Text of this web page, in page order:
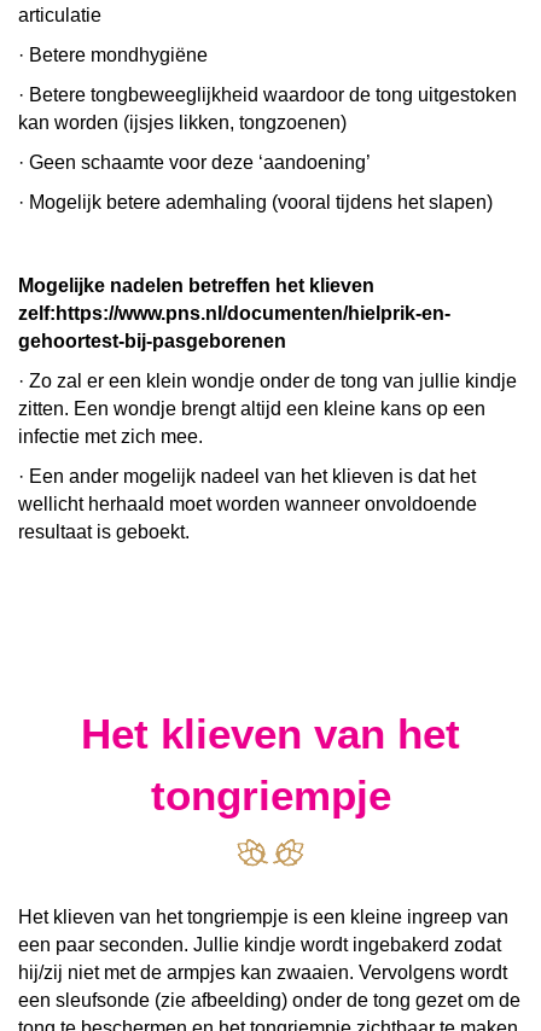
articulatie
· Betere mondhygiëne
· Betere tongbeweeglijkheid waardoor de tong uitgestoken
kan worden (ijsjes likken, tongzoenen)
· Geen schaamte voor deze ‘aandoening’
· Mogelijk betere ademhaling (vooral tijdens het slapen)
Mogelijke nadelen betreffen het klieven
zelf:https://www.pns.nl/documenten/hielprik-en-
gehoortest-bij-pasgeborenen
· Zo zal er een klein wondje onder de tong van jullie kindje
zitten. Een wondje brengt altijd een kleine kans op een
infectie met zich mee.
· Een ander mogelijk nadeel van het klieven is dat het
wellicht herhaald moet worden wanneer onvoldoende
resultaat is geboekt.
Het klieven van het
tongriempje
Het klieven van het tongriempje is een kleine ingreep van
een paar seconden. Jullie kindje wordt ingebakerd zodat
hij/zij niet met de armpjes kan zwaaien. Vervolgens wordt
een sleufsonde (zie afbeelding) onder de tong gezet om de